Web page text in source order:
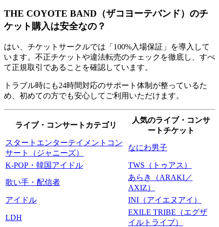
THE COYOTE BAND（ザコヨーテバンド）のチ
ケット購入は安全なの？
はい、チケットサークルでは「100%入場保証」を導入して
います。不正チケットや違法転売のチェックを徹底し、すべ
て正規取引であることを確認しています。
トラブル時にも24時間対応のサポート体制が整っているた
め、初めての方でも安心してご利用いただけます。
ライブ・コンサートカテゴリ
人気のライブ・コンサ
ートチケット
スタートエンターテイメントコン
サート（ジャニーズ）
なにわ男子
K-POP・韓国アイドル TWS（トゥアス）
歌い手・配信者
あらき（ARAKI／
AXIZ）
アイドル
INI（アイエヌアイ）
LDH
EXILE TRIBE（エグザ
イルトライブ）